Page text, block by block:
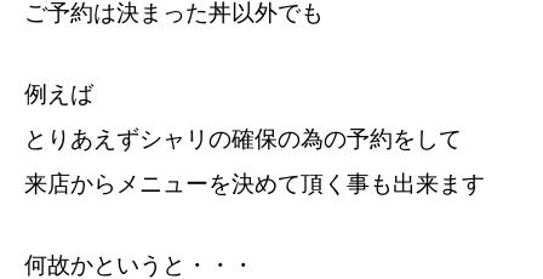
ご予約は決まった丼以外でも
例えば
とりあえずシャリの確保の為の予約をして
来店からメニューを決めて頂く事も出来ます
何故かというと・・・